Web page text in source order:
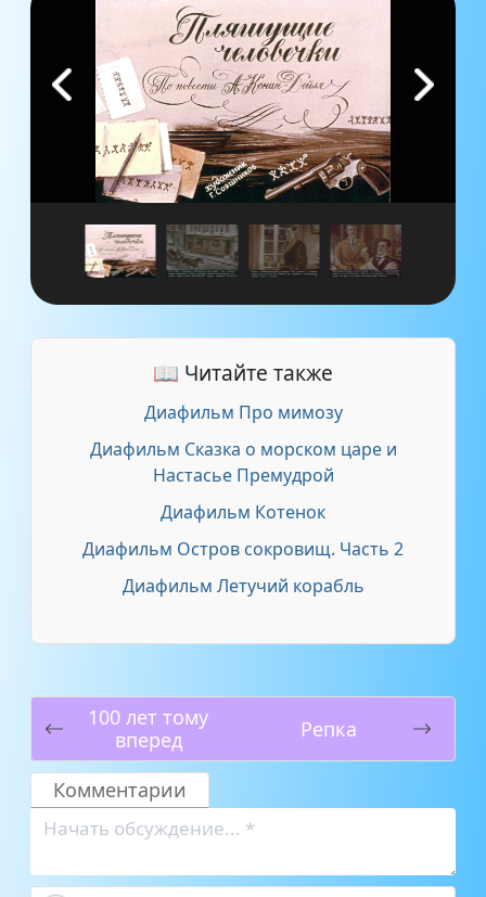
📖 Читайте также
Диафильм Про мимозу
Диафильм Сказка о морском царе и
Настасье Премудрой
Диафильм Котенок
Диафильм Остров сокровищ. Часть 2
Диафильм Летучий корабль
100 лет тому
вперед
Репка
Комментарии